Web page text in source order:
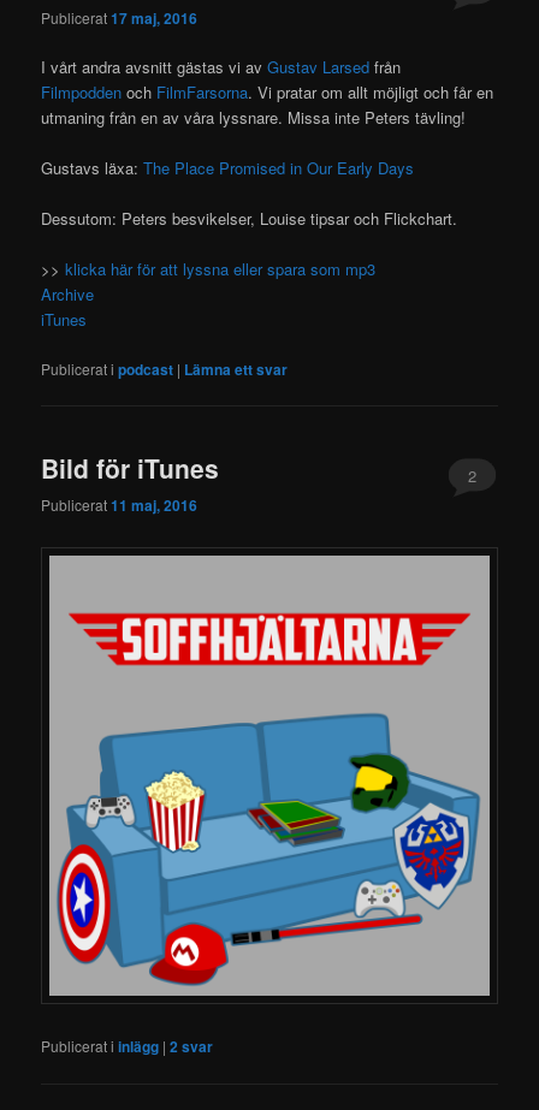
Publicerat17 maj, 2016
I vårt andra avsnitt gästas vi avGustav Larsed från
Filmpodden och FilmFarsorna. Vi pratar om allt möjligt och får en
utmaning från en av våra lyssnare. Missa inte Peters tävling!
Gustavs läxa:The Place Promised in Our Early Days
Dessutom: Peters besvikelser, Louise tipsar och Flickchart.
>>klicka här för att lyssna eller spara som mp3
Archive
iTunes
Publicerat i podcast | Lämna ett svar
Bild för iTunes
Publicerat11 maj, 2016
2
Publicerat i inlägg |2 svar